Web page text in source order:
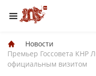
Новости
Премьер Госсовета КНР
официальным визитом